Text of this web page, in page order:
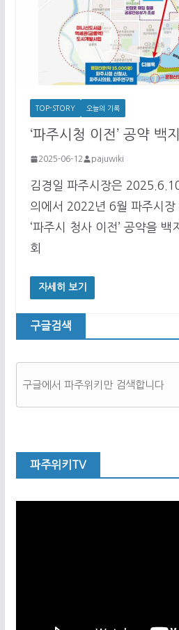
TOP-STORY 오늘의 기록
‘파주시청 이전’ 공약 백
2025-06-12 pajuwiki
김경일 파주시장은
의에서 2022년 6월 파주시
‘파주시 청사 이전’ 공약을 백
회
자세히 보기
구글검색
파주위키TV